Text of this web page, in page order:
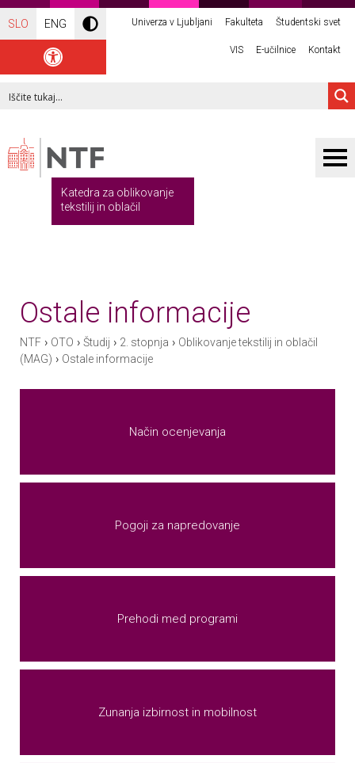
SLO ENG Univerza v Ljubljani Fakulteta Študentski svet
VIS E-učilnice Kontakt
Katedra za oblikovanje
tekstilij in oblačil
Ostale informacije
NTF › OTO › Študij › 2. stopnja › Oblikovanje tekstilij in oblačil
(MAG) › Ostale informacije
Način ocenjevanja
Pogoji za napredovanje
Prehodi med programi
Zunanja izbirnost in mobilnost